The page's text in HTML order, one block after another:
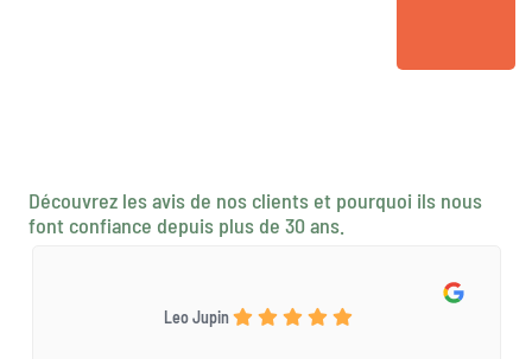
Découvrez les avis de nos clients et pourquoi ils nous
font confiance depuis plus de 30 ans.
Leo Jupin